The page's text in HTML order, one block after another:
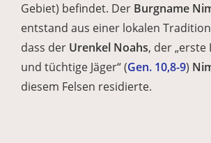
Gebiet) befindet. Der Burgname
entstand aus einer lokalen
dass der Urenkel Noahs, der „erste
und tüchtige Jäger“ (Gen. 10,8-9)
diesem Felsen residierte.